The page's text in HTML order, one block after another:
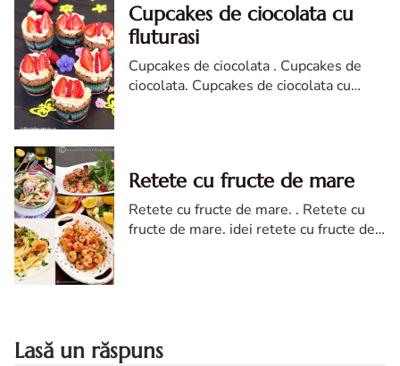
Cupcakes de ciocolata cu
fluturasi
Cupcakes de ciocolata . Cupcakes de
ciocolata. Cupcakes de ciocolata cu
Retete cu fructe de mare
Retete cu fructe de mare. . Retete cu
fructe de mare. idei retete cu fructe de
Lasă un răspuns